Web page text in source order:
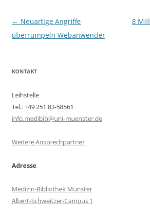
Beitragsnavigation
← Neuartige Angriffe
überrumpeln Webanwender
8
KONTAKT
Leihstelle
Tel.: +49 251 83-58561
info.medibib@uni-muenster.de
Weitere Ansprechpartner
Adresse
Medizin-Bibliothek Münster
Albert-Schweitzer-Campus 1